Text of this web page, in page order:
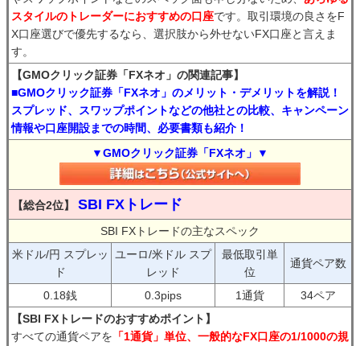
スタイルのトレーダーにおすすめの口座です。取引環境の良さをF
X口座選びで優先するなら、選択肢から外せないFX口座と言えま
す。
【GMOクリック証券「FXネオ」の関連記事】
■GMOクリック証券「FXネオ」のメリット・デメリットを解説！
スプレッド、スワップポイントなどの他社との比較、キャンペーン
情報や口座開設までの時間、必要書類も紹介！
▼GMOクリック証券「FXネオ」▼
【総合2位】 SBI FXトレード
SBI FXトレードの主なスペック
米ドル/円 スプレッ
ド
ユーロ/米ドル スプ
レッド
最低取引単
位
通貨ペア数
0.18銭 0.3pips 1通貨
34ペア
【SBI FXトレードのおすすめポイント】
すべての通貨ペアを 「1通貨」単位、一般的なFX口座の1/1000の規